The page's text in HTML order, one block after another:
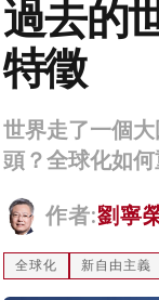
過去的
特徵
世界走了一個
頭？全球化如
作者:劉寧
全球化 新自由主義